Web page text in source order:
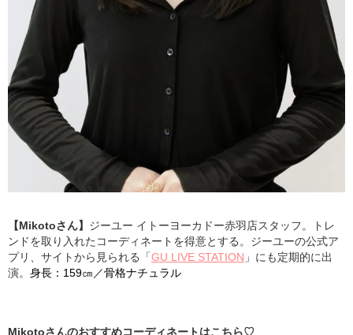
【Mikotoさん】 ジーユー イトーヨーカドー赤羽店スタッフ。トレ
ンドを取り入れたコーディネートを得意とする。ジーユーの公式ア
プリ、サイトから見られる「 GU LIVE STATION 」にも定期的に出
演。 身長：159㎝／骨格ナチュラル
Mikotoさんのおすすめコーディネートはこちら♡